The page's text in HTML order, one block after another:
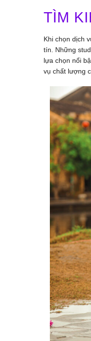
TÌM
Khi chọn dịch
tín. Những
lựa chọn nổi
vụ chất lượng